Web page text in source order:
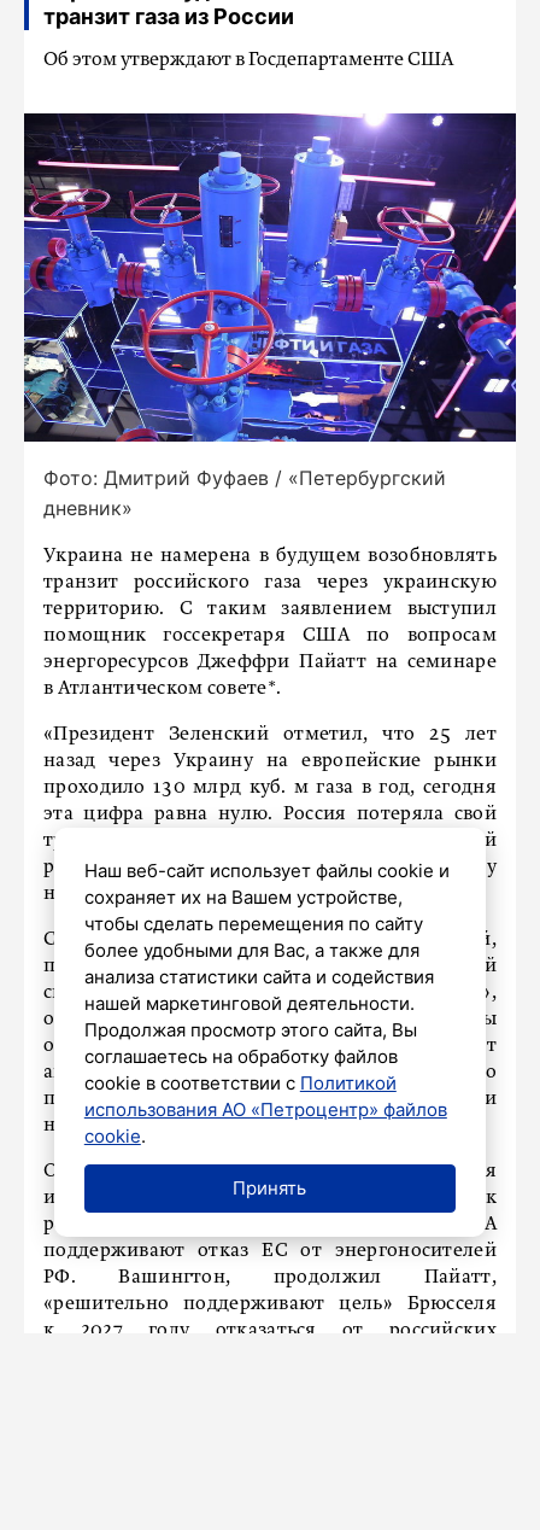
транзит газа из России
Об этом утверждают в Госдепартаменте США
Фото: Дмитрий Фуфаев / «Петербургский
дневник»
Украина не намерена в будущем возобновлять
транзит российского газа через украинскую
территорию. С таким заявлением выступил
помощник госсекретаря США по вопросам
энергоресурсов Джеффри Пайатт на семинаре
в Атлантическом совете*.
«Президент Зеленский отметил, что 25 лет
назад через Украину на европейские рынки
проходило 130 млрд куб. м газа в год, сегодня
эта цифра равна нулю. Россия потеряла свой
традиционно важнейший энергетический
рынок, и я убежден, что возврата к этому
не будет», — цитирует дипломата ТАСС.
Среди «исключительных изменений,
произошедших в мировой энергетической
системе за последние несколько лет»,
он выделил «прекращение зависимости Европы
от российских энергоносителей, резкий рост
американской отрасли сжиженного
природного газа, а также увеличение добычи
нефти».
Он подчеркнул, что Словакия, Венгрия
и Австрия выступают за сохранение поставок
российского газа в Европу, однако США
поддерживают отказ ЕС от энергоносителей
РФ. Вашингтон, продолжил Пайатт,
«решительно поддерживают цель» Брюсселя
к 2027 году отказаться от российских
Наш веб-сайт использует файлы cookie и
сохраняет их на Вашем устройстве,
чтобы сделать перемещения по сайту
более удобными для Вас, а также для
анализа статистики сайта и содействия
нашей маркетинговой деятельности.
Продолжая просмотр этого сайта, Вы
соглашаетесь на обработку файлов
cookie в соответствии с Политикой
использования АО «Петроцентр» файлов
cookie.
Принять